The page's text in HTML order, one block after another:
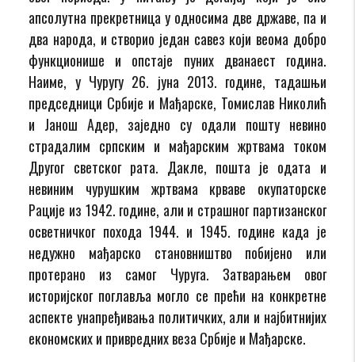
апсолутна прекретница у односима две државе, па и
два народа, и створио један савез који веома добро
функционише и опстаје пуних дванаест година.
Наиме, у Чуругу 26. јуна 2013. године, тадашњи
председници Србије и Мађарске, Томислав Николић
и Јанош Адер, заједно су одали пошту невино
страдалим српским и мађарским жртвама током
Другог светског рата. Дакле, пошта је одата и
невиним чурушким жртвама крваве окупаторске
Рације из 1942. године, али и страшног партизанског
осветничког похода 1944. и 1945. године када је
недужно мађарско становништво побијено или
протерано из самог Чуруга. Затварањем овог
историјског поглавља могло се прећи на конкретне
аспекте унапређивања политичких, али и најбитнијих
економских и привредних веза Србије и Мађарске.